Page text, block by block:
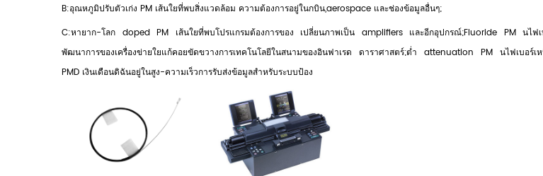
B:อุณหภูมิปรับตัวเก่ง PM เส้นใยที่พบสิ่งแวดล้อม ความต้องการอยู่ในกบิน,aerospace และช่องข้อมูลอื่นๆ;
C:หายาก-โลก doped PM เส้นใยที่พบโปรแกรมต้องการของ เปลี่ยนภาพเป็น amplifiers และอีกอุปกรณ์;Fluoride PM นไฟ
พัฒนาการของเครื่องข่ายใยแก้คอยขัดขวางการเทคโนโลยีในสนามของอินฟาเรด ดาราศาสตร์;ต่ำ attenuation PM นไฟเบอร์เ
PMD เงินเดือนดิฉันอยู่ในสูง-ความเร็วการรับส่งข้อมูลสำหรับระบบป้อง